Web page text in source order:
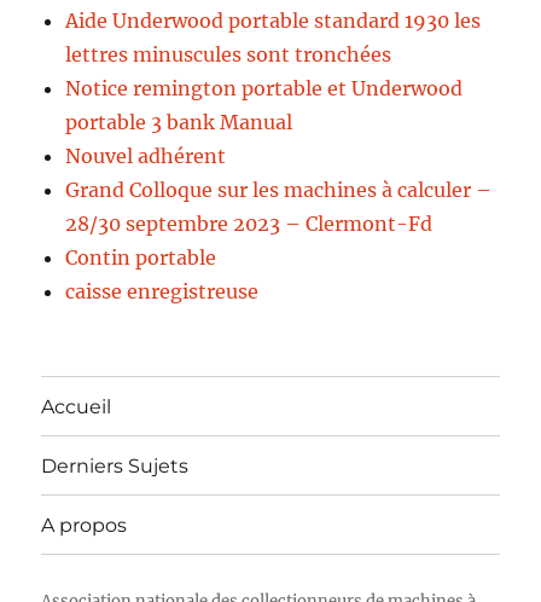
Aide Underwood portable standard 1930 les
lettres minuscules sont tronchées
Notice remington portable et Underwood
portable 3 bank Manual
Nouvel adhérent
Grand Colloque sur les machines à calculer –
28/30 septembre 2023 – Clermont-Fd
Contin portable
caisse enregistreuse
Accueil
Derniers Sujets
A propos